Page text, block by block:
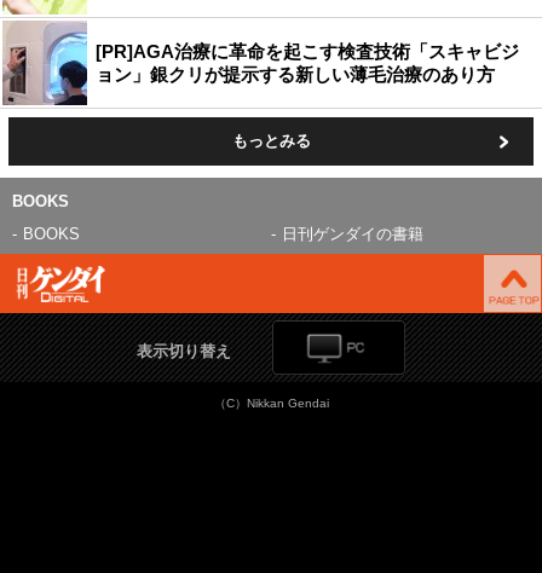
[PR]AGA治療に革命を起こす検査技術「スキャビジ
ョン」銀クリが提示する新しい薄毛治療のあり方
もっとみる
BOOKS
BOOKS
日刊ゲンダイの書籍
表示切り替え
（C）Nikkan Gendai